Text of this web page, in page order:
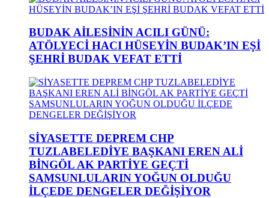
BUDAK AİLESİNİN ACILI GÜNÜ:
ATÖLYECİ HACI HÜSEYİN BUDAK’IN EŞİ
ŞEHRİ BUDAK VEFAT ETTİ
SİYASETTE DEPREM CHP
TUZLABELEDİYE BAŞKANI EREN ALİ
BİNGÖL AK PARTİYE GEÇTİ
SAMSUNLULARIN YOĞUN OLDUĞU
İLÇEDE DENGELER DEĞİŞİYOR